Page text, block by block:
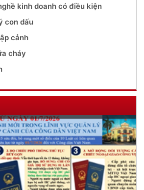
kinh doanh có điều kiện
con dấu
cảnh
cháy